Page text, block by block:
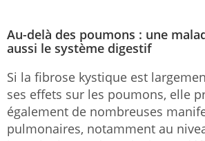
Au-delà des poumons : une
aussi le système digestif
Si la fibrose kystique est
ses effets sur les poumons, elle
également de nombreuses
pulmonaires, notamment au